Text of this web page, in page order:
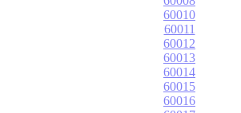
60010
60011
60012
60013
60014
60015
60016